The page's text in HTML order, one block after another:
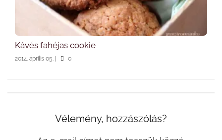
Kávés fahéjas cookie
2014. április 05. | 0
Vélemény, hozzászólás?